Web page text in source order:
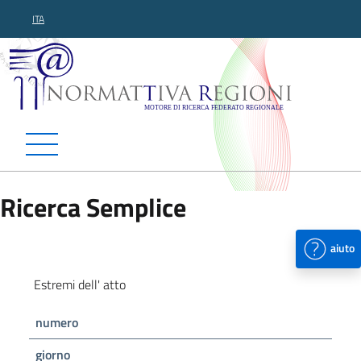
ITA
Normattiva Regioni -
Ricerca Semplice
aiuto
Estremi dell' atto
numero
giorno